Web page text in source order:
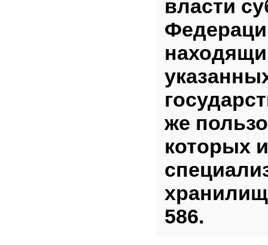
власти
же
которых
586.